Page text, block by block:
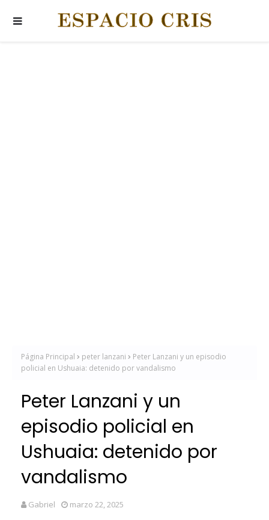
Página Principal peter lanzani
Peter Lanzani y un episodio
policial en Ushuaia: detenido por vandalismo
Peter Lanzani y un
episodio policial en
Ushuaia: detenido por
vandalismo
Gabriel marzo 22, 2025